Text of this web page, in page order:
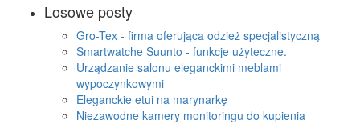
Losowe posty
Gro-Tex - firma oferująca odzież specjalistyczną
Smartwatche Suunto - funkcje użyteczne.
Urządzanie salonu eleganckimi meblami
wypoczynkowymi
Eleganckie etui na marynarkę
Niezawodne kamery monitoringu do kupienia